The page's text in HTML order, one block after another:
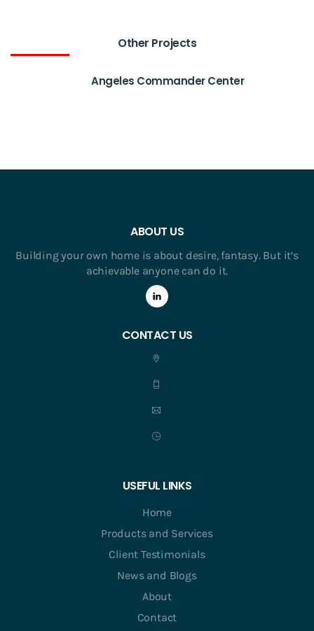
Other Projects
Angeles Commander Center
ABOUT US
Building your own home is about desire, fantasy. But it’s
achievable anyone can do it.
CONTACT US
USEFUL LINKS
Home
Products and Services
Client Testimonials
News and Blogs
About
Contact